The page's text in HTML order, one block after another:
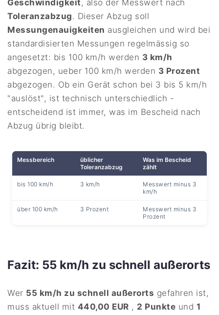
Geschwindigkeit, also der Messwert nach
Toleranzabzug. Dieser Abzug soll
Messungenauigkeiten ausgleichen und wird bei
standardisierten Messungen regelmässig so
angesetzt: bis 100 km/h werden 3 km/h
abgezogen, ueber 100 km/h werden 3 Prozent
abgezogen. Ob ein Gerät schon bei 3 bis 5 km/h
"auslöst", ist technisch unterschiedlich -
entscheidend ist immer, was im Bescheid nach
Abzug übrig bleibt.
Messbereich
üblicher
Toleranzabzug
Was im Bescheid
zählt
bis 100 km/h 3 km/h
Messwert minus 3
km/h
über 100 km/h 3 Prozent
Messwert minus 3
Prozent
Fazit: 55 km/h zu schnell außerorts
Wer 55 km/h zu schnell außerorts gefahren ist,
muss aktuell mit 440,00 EUR , 2 Punkte und 1